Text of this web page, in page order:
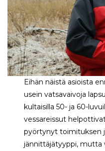
Eihän näistä asioista
usein vatsavaivoja
kultaisilla 50- ja 60-
vessareissut
pyörtynyt toimituksen
jännittäjätyyppi, mutta